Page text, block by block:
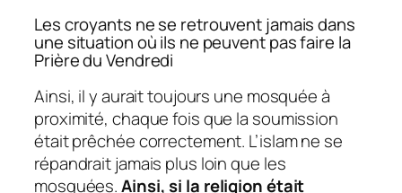
Les croyants ne se retrouvent jamais dans
une situation où ils ne peuvent pas faire la
Prière du Vendredi
Ainsi, il y aurait toujours une mosquée à
proximité, chaque fois que la soumission
était prêchée correctement. L’islam ne se
répandrait jamais plus loin que les
mosquées.Ainsi, si la religion était